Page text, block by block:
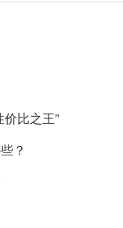
比之王”
？